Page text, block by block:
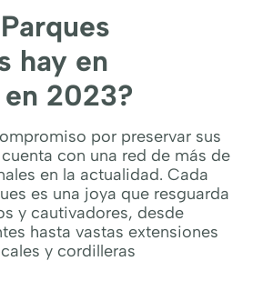
hay en
2023?
por preservar sus
con una red de más de
en la actualidad. Cada
es una joya que resguarda
y cautivadores, desde
hasta vastas extensiones
y cordilleras